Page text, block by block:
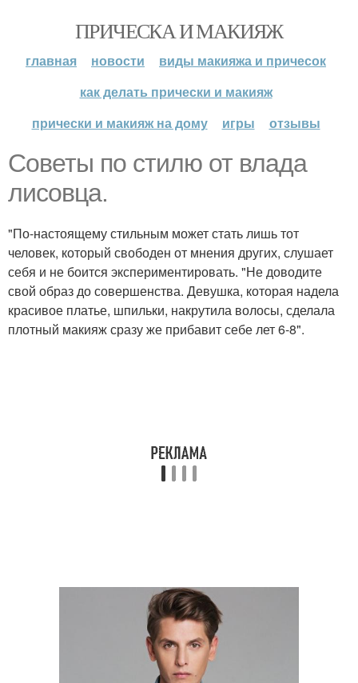
ПРИЧЕСКА И МАКИЯЖ
главная новости
виды макияжа и причесок
как делать прически и макияж
прически и макияж на дому
игры отзывы
Советы по стилю от влада
лисовца.
"По-настоящему стильным может стать лишь тот
человек, который свободен от мнения других, слушает
себя и не боится экспериментировать. "Не доводите
свой образ до совершенства. Девушка, которая надела
красивое платье, шпильки, накрутила волосы, сделала
плотный макияж сразу же прибавит себе лет 6-8".